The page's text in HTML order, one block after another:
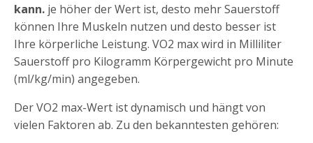
kann. je höher der Wert ist, desto mehr Sauerstoff
können Ihre Muskeln nutzen und desto besser ist
Ihre körperliche Leistung. VO2 max wird in Milliliter
Sauerstoff pro Kilogramm Körpergewicht pro Minute
(ml/kg/min) angegeben.
Der VO2 max-Wert ist dynamisch und hängt von
vielen Faktoren ab. Zu den bekanntesten gehören: